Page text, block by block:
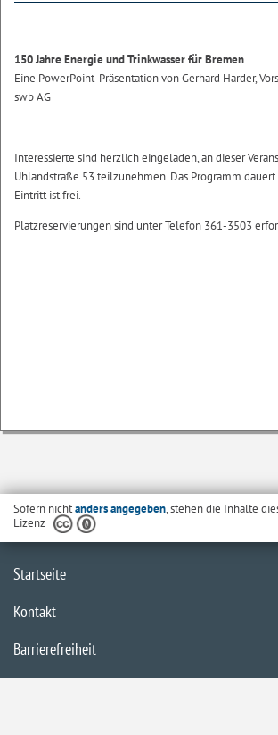
150 Jahre Energie und Trinkwasser für Bremen
Eine PowerPoint-Präsentation von Gerhard Harder,
swb AG
Interessierte sind herzlich eingeladen, an dieser
Uhlandstraße 53 teilzunehmen. Das Programm
Eintritt ist frei.
Platzreservierungen sind unter Telefon 361-3503
Sofern nichtanders angegeben, stehen die Inhalte
Lizenz
Startseite
Kontakt
Barrierefreiheit